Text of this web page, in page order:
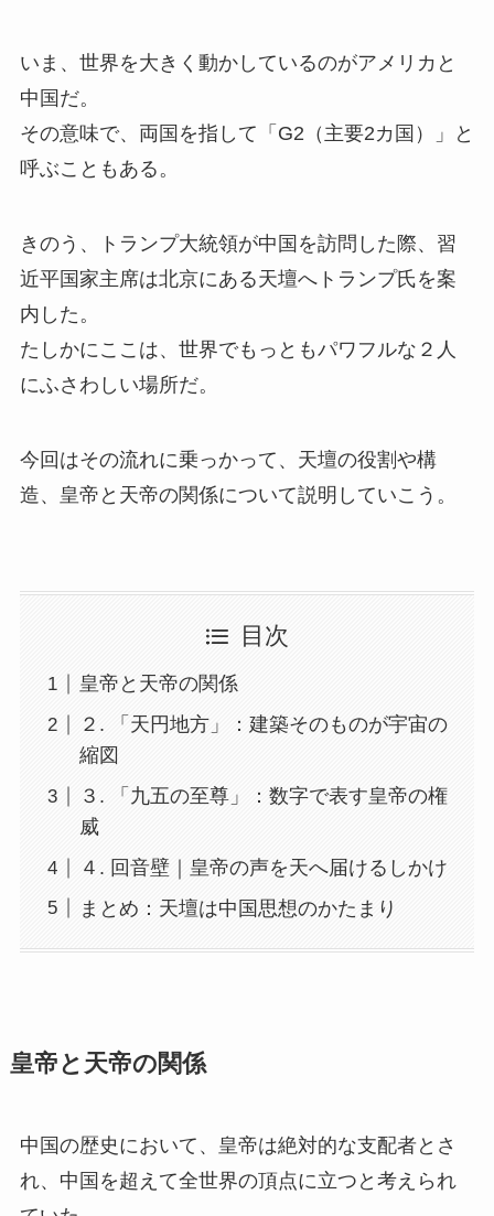
いま、世界を大きく動かしているのがアメリカと
中国だ。
その意味で、両国を指して「G2（主要2カ国）」と
呼ぶこともある。
きのう、トランプ大統領が中国を訪問した際、習
近平国家主席は北京にある天壇へトランプ氏を案
内した。
たしかにここは、世界でもっともパワフルな２人
にふさわしい場所だ。
今回はその流れに乗っかって、天壇の役割や構
造、皇帝と天帝の関係について説明していこう。
目次
皇帝と天帝の関係
２. 「天円地方」：建築そのものが宇宙の
縮図
３. 「九五の至尊」：数字で表す皇帝の権
威
４. 回音壁｜皇帝の声を天へ届けるしかけ
まとめ：天壇は中国思想のかたまり
皇帝と天帝の関係
中国の歴史において、皇帝は絶対的な支配者とさ
れ、中国を超えて全世界の頂点に立つと考えられ